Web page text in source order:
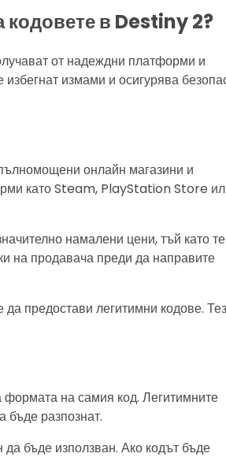
кодовете в Destiny 2?
от надеждни платформи и
измами и осигурява
онлайн магазини и
като Steam, PlayStation Store
намалени цени, тъй като те
на продавача преди да направите
предостави легитимни кодове.
формата на самия код. Легитимните
разпознат.
бъде използван. Ако кодът бъде